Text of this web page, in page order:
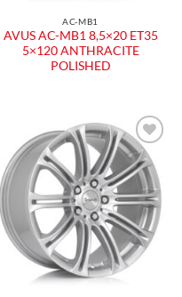
AC-MB1
AVUS AC-MB1 8,5×20 ET35
5×120 ANTHRACITE
POLISHED
Aggiungi
alla lista
dei
desideri